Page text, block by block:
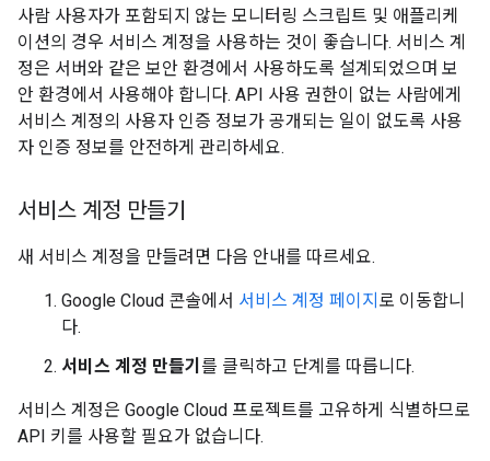
사람 사용자가 포함되지 않는 모니터링 스크립트 및 애플리케
이션의 경우 서비스 계정을 사용하는 것이 좋습니다. 서비스 계
정은 서버와 같은 보안 환경에서 사용하도록 설계되었으며 보
안 환경에서 사용해야 합니다. API 사용 권한이 없는 사람에게
서비스 계정의 사용자 인증 정보가 공개되는 일이 없도록 사용
자 인증 정보를 안전하게 관리하세요.
서비스 계정 만들기
새 서비스 계정을 만들려면 다음 안내를 따르세요.
Google Cloud 콘솔에서 서비스 계정 페이지 로 이동합니
다.
서비스 계정 만들기 를 클릭하고 단계를 따릅니다.
서비스 계정은 Google Cloud 프로젝트를 고유하게 식별하므로
API 키를 사용할 필요가 없습니다.